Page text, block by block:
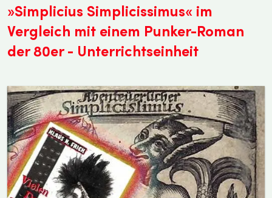
»Simplicius Simplicissimus« im
Vergleich mit einem Punker-Roman
der 80er - Unterrichtseinheit